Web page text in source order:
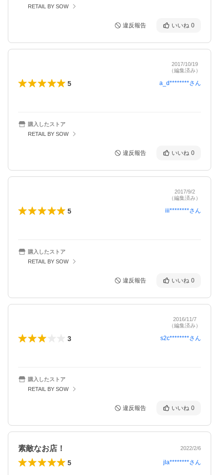
RETAIL BY SOW
違反報告 いいね 0
2017/10/19
（編集済み）
5 a_d********さん
購入したストア
RETAIL BY SOW
違反報告 いいね 0
2017/9/2
（編集済み）
5 iii********さん
購入したストア
RETAIL BY SOW
違反報告 いいね 0
2016/11/7
（編集済み）
3 s2c********さん
購入したストア
RETAIL BY SOW
違反報告 いいね 0
素敵なお店！ 2022/2/6
5 jla********さん